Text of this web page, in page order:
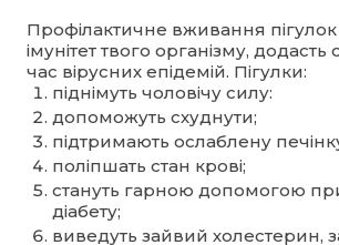
Профілактичне вживання пігулок
імунітет твого організму, додасть
час вірусних епідемій. Пігулки:
піднімуть чоловічу силу:
допоможуть схуднути;
підтримають ослаблену
поліпшать стан крові;
стануть гарною допомогою при
діабету;
виведуть зайвий холестерин,